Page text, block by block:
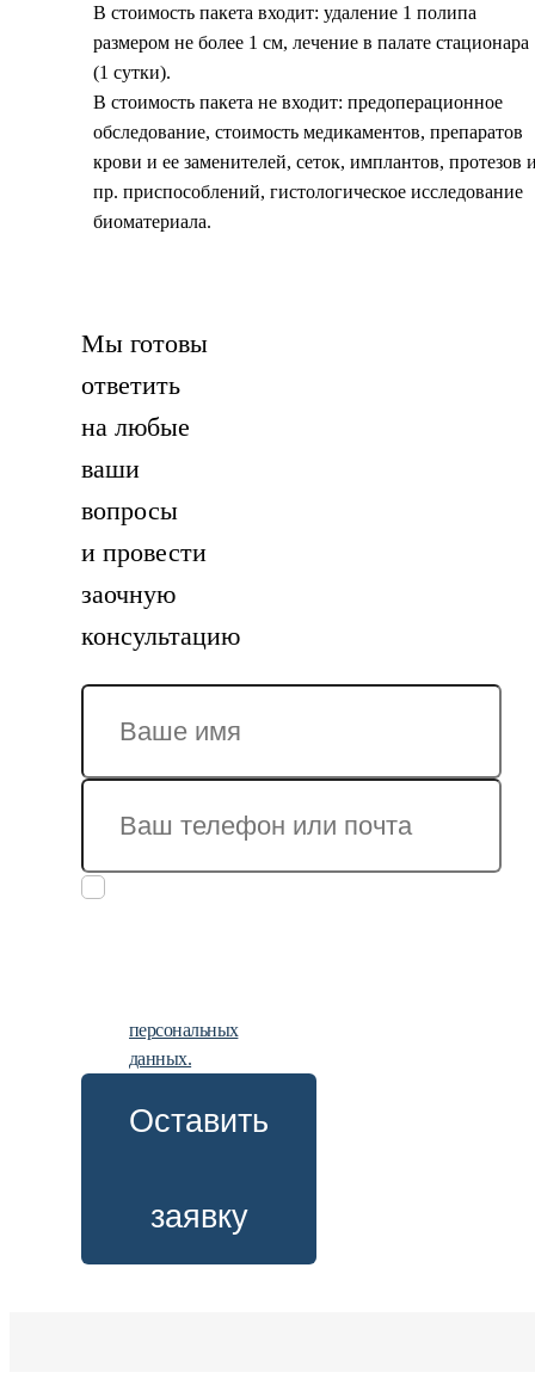
В стоимость пакета входит: удаление 1 полипа
размером не более 1 см, лечение в палате стационара
(1 сутки).
В стоимость пакета не входит: предоперационное
обследование, стоимость медикаментов, препаратов
крови и ее заменителей, сеток, имплантов, протезов
пр. приспособлений, гистологическое исследование
биоматериала.
Мы готовы
ответить
на любые
ваши
вопросы
и провести
заочную
консультацию
персональных
данных.
Оставить
заявку